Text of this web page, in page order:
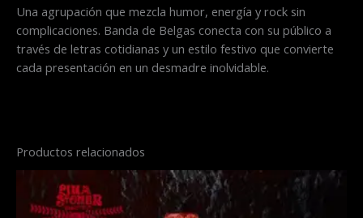
Una agrupación que mezcla humor, energía y rock sin
complicaciones. Banda de Belgas conecta con su público a
través de letras cotidianas y un estilo festivo que convierte
cada presentación en un desmadre inolvidable.
Productos relacionados
producto